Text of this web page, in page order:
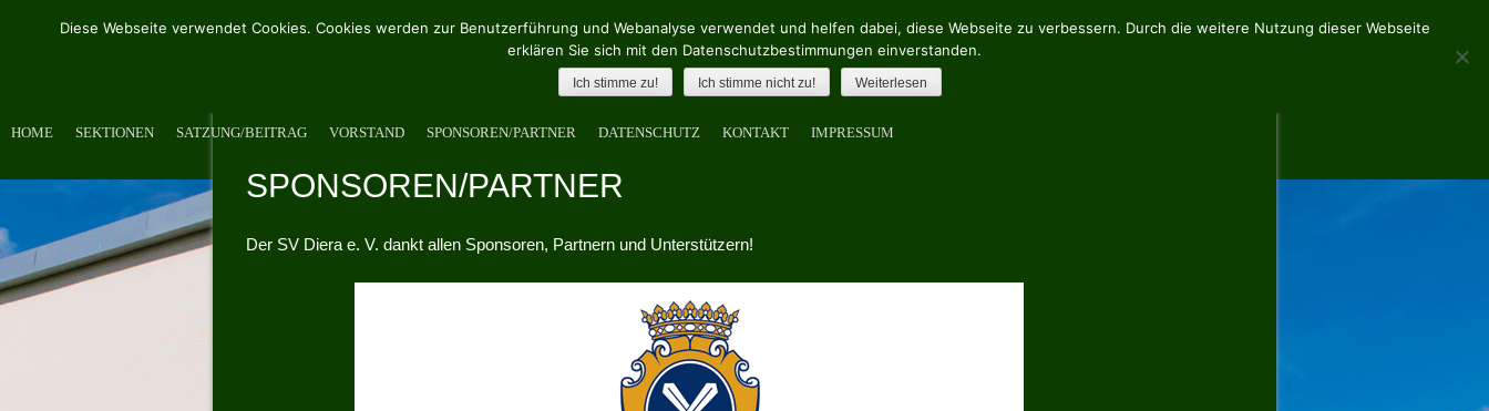
HOME SEKTIONEN SATZUNG/BEITRAG VORSTAND SPONSOREN/PARTNER DATENSCHUTZ KONTAKT IMPRESSUM
SPONSOREN/PARTNER
Der SV Diera e. V. dankt allen Sponsoren, Partnern und Unterstützern!
Diese Webseite verwendet Cookies. Cookies werden zur Benutzerführung und Webanalyse verwendet und helfen dabei, diese Webseite zu verbessern. Durch die weitere Nutzung dieser Webseite
erklären Sie sich mit den Datenschutzbestimmungen einverstanden.
Ich stimme zu! Ich stimme nicht zu! Weiterlesen